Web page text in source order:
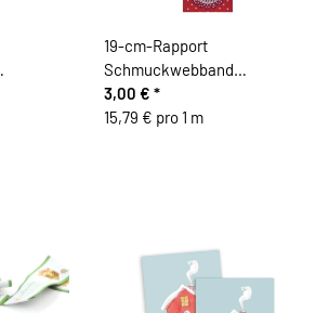
19-cm-Rapport
Schmuckwebband
WEIHNACHTSOVALE, rot,
Acufactum
3,00 € *
15,79 € pro 1 m